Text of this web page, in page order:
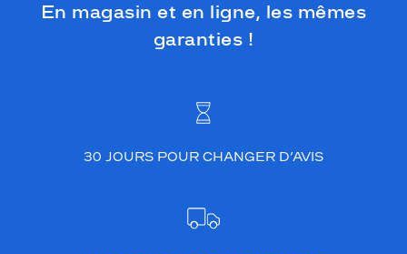
En magasin et en ligne, les mêmes
garanties !
30 JOURS POUR CHANGER D’AVIS